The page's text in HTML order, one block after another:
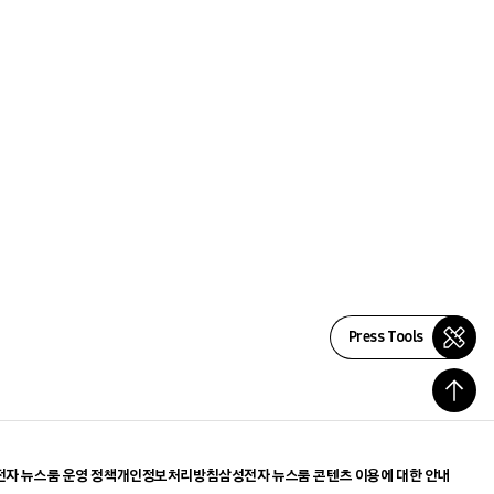
Press Tools
자 뉴스룸 운영 정책개인정보처리방침삼성전자 뉴스룸 콘텐츠 이용에 대한 안내